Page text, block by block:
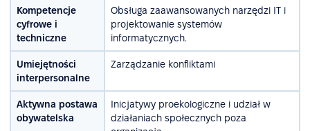
Kompetencje
cyfrowe i
techniczne
Obsługa zaawansowanych narzędzi IT i
projektowanie systemów
informatycznych.
Umiejętności
interpersonalne
Zarządzanie konfliktami
Aktywna postawa
obywatelska
Inicjatywy proekologiczne i udział w
działaniach społecznych poza